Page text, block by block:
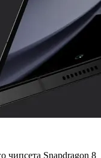
чипсета Snapdragon 8